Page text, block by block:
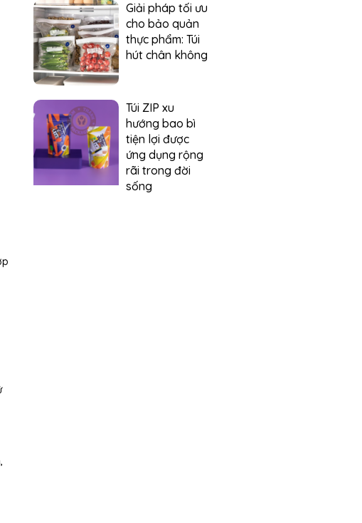
Giải pháp tối ưu
cho bảo quản
thực phẩm: Túi
hút chân không
Túi ZIP xu
hướng bao bì
tiện lợi được
ứng dụng rộng
rãi trong đời
sống